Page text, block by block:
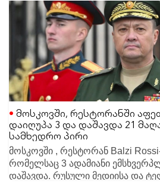
დაიღუპა 3 და დაშავდა 21
სამხედრო პირი
მოსკოვში , რესტორან Balzi
რომელსაც 3 ადამიანი
დაშავდა. რუსული მედიისა და